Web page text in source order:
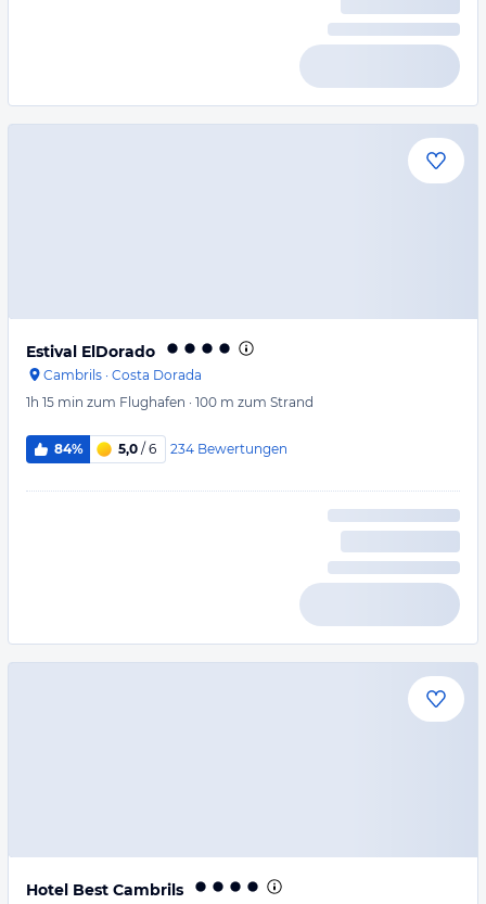
Estival ElDorado
Cambrils · Costa Dorada
1h 15 min zum Flughafen · 100 m zum Strand
84% 5,0 / 6 234 Bewertungen
Hotel Best Cambrils